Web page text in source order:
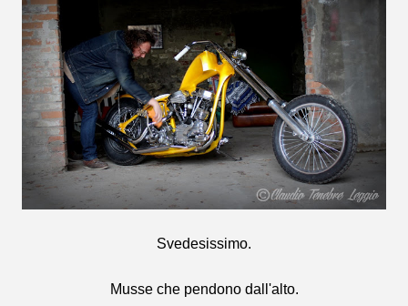
Svedesissimo.
Musse che pendono dall'alto.